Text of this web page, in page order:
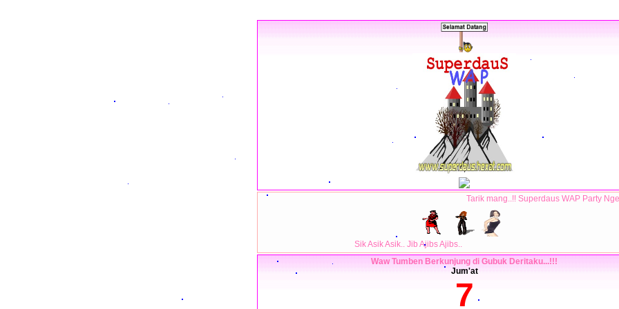
Tarik mang..!! Superdaus WAP Party
Sik Asik Asik.. Jib Ajibs Ajibs..
Waw Tumben Berkunjung di Gubuk Deritaku...!!!
Jum'at
7